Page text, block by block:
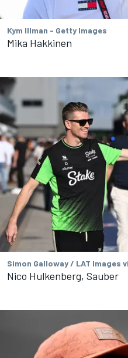
Kym Illman - Getty Images
Mika Hakkinen
Simon Galloway / LAT Images
Nico Hulkenberg, Sauber